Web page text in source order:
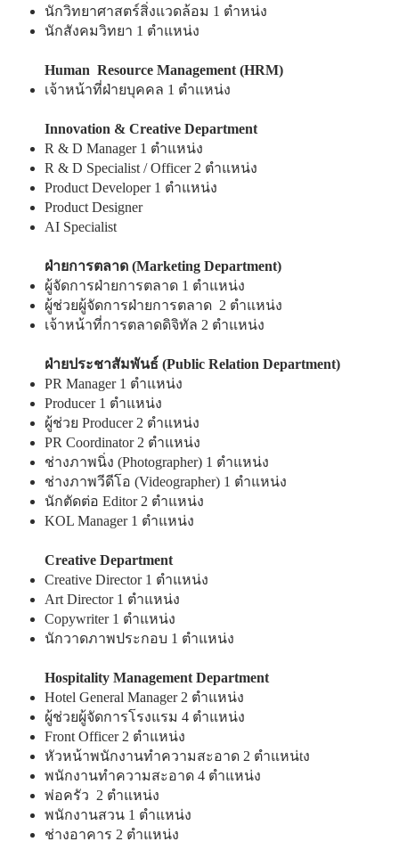
นักวิทยาศาสตร์สิ่งแวดล้อม 1 ตำหน่ง
นักสังคมวิทยา 1 ตำแหน่ง
Human Resource Management (HRM)
เจ้าหน้าที่ฝ่ายบุคคล 1 ตำแหน่ง
Innovation & Creative Department
R & D Manager 1 ตำแหน่ง
R & D Specialist / Officer 2 ตำแหน่ง
Product Developer 1 ตำแหน่ง
Product Designer
AI Specialist
ฝ่ายการตลาด (Marketing Department)
ผู้จัดการฝ่ายการตลาด 1 ตำแหน่ง
ผู้ช่วยผู้จัดการฝ่ายการตลาด 2 ตำแหน่ง
เจ้าหน้าที่การตลาดดิจิทัล 2 ตำแหน่ง
ฝ่ายประชาสัมพันธ์ (Public Relation Department)
PR Manager 1 ตำแหน่ง
Producer 1 ตำแหน่ง
ผู้ช่วย Producer 2 ตำแหน่ง
PR Coordinator 2 ตำแหน่ง
ช่างภาพนิ่ง (Photographer) 1 ตำแหน่ง
ช่างภาพวีดีโอ (Videographer) 1 ตำแหน่ง
นักตัดต่อ Editor 2 ตำแหน่ง
KOL Manager 1 ตำแหน่ง
Creative Department
Creative Director 1 ตำแหน่ง
Art Director 1 ตำแหน่ง
Copywriter 1 ตำแหน่ง
นักวาดภาพประกอบ 1 ตำแหน่ง​​​
Hospitality Management Department
Hotel General Manager 2 ตำแหน่ง
ผู้ช่วยผู้จัดการโรงแรม 4 ตำแหน่ง
Front Officer 2 ตำแหน่ง
หัวหน้าพนักงานทำความสะอาด 2 ตำแหน่tง
พนักงานทำความสะอาด 4 ตำแหน่ง
พ่อครัว 2 ตำแหน่ง
พนักงานสวน 1 ตำแหน่ง
ช่างอาคาร 2 ตำแหน่ง